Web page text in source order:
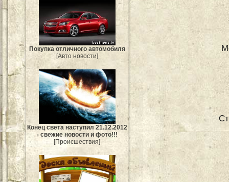
Покупка отличного автомобиля
[Авто новости]
Конец света наступил 21.12.2012
- свежие новости и фото!!!
[Происшествия]